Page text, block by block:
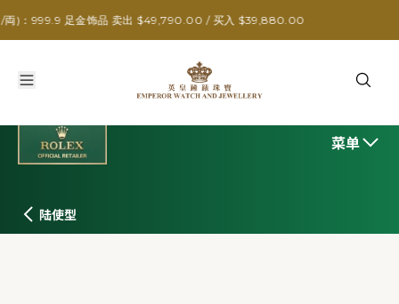
足金饰品 卖出 $49,790.00 / 买入 $39,880.00
菜单
陆使型